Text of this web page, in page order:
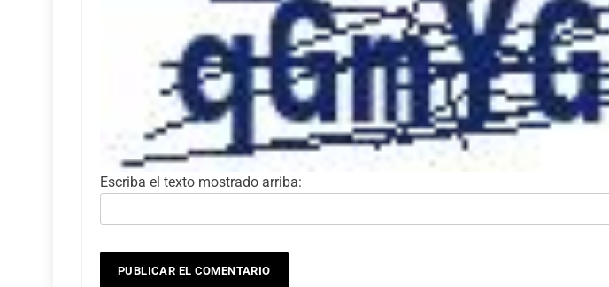
Escriba el texto mostrado arriba: